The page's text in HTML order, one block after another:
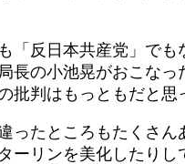
反日本共産党」でも
長の小池晃がおこな
批判はもっともだと思
たところもたくさん
ーリンを美化したり